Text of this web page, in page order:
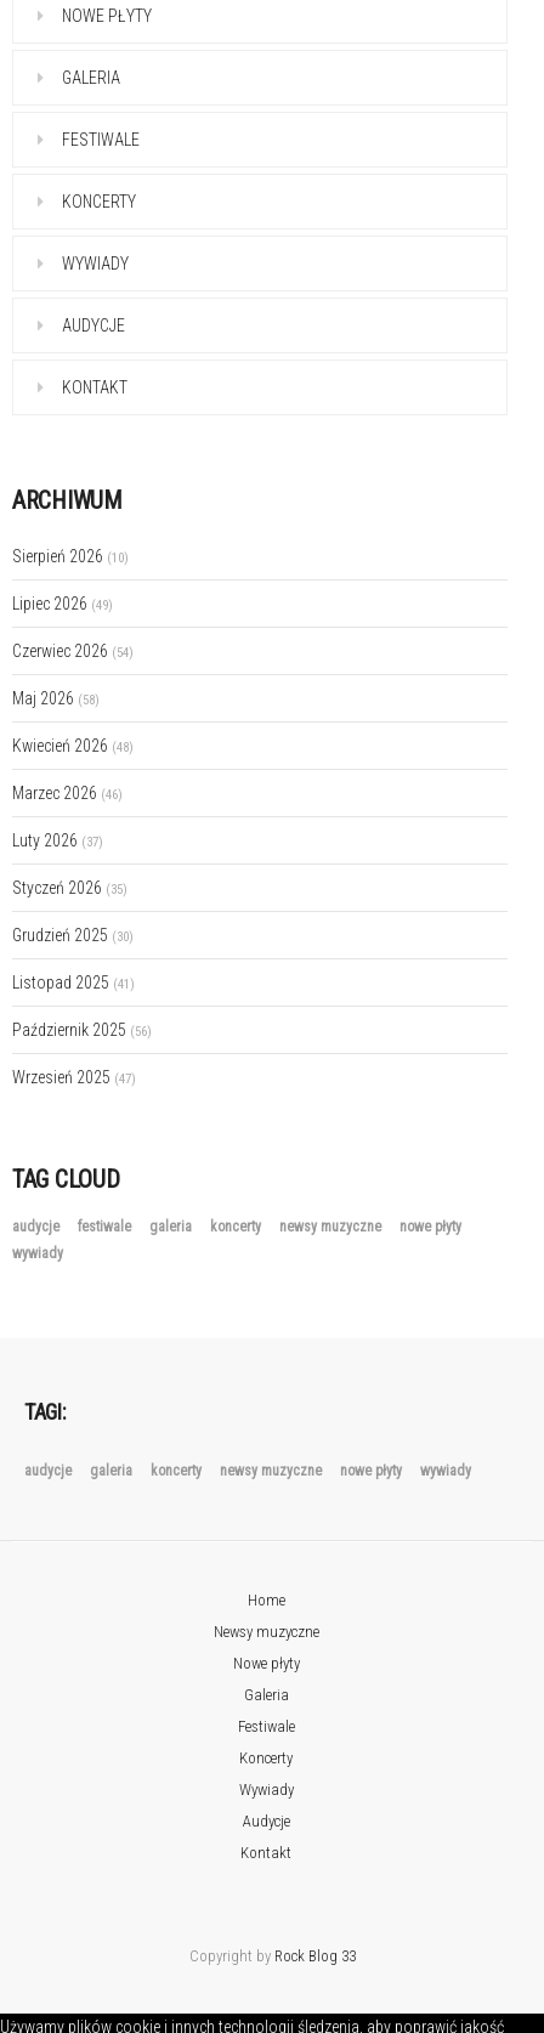
NOWE PŁYTY
GALERIA
FESTIWALE
KONCERTY
WYWIADY
AUDYCJE
KONTAKT
ARCHIWUM
Sierpień 2026 (10)
Lipiec 2026 (49)
Czerwiec 2026 (54)
Maj 2026 (58)
Kwiecień 2026 (48)
Marzec 2026 (46)
Luty 2026 (37)
Styczeń 2026 (35)
Grudzień 2025 (30)
Listopad 2025 (41)
Październik 2025 (56)
Wrzesień 2025 (47)
TAG CLOUD
audycje festiwale galeria koncerty newsy muzyczne
nowe płyty
wywiady
TAGI:
audycje galeria koncerty newsy muzyczne nowe płyty wywiady
Home
Newsy muzyczne
Nowe płyty
Galeria
Festiwale
Koncerty
Wywiady
Audycje
Kontakt
Copyright by Rock Blog 33
Używamy plików cookie i innych technologii śledzenia, aby poprawić jakość